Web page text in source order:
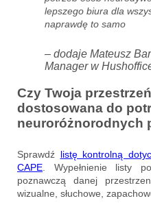
lepszego biura dla
naprawdę to samo
– dodaje Mateusz
Manager w
Czy Twoja
dostosowana do
neuroróżnorodnych
Sprawdź listę kontrolną
CAPE . Wypełnienie listy
poznawczą danej
wizualne, słuchowe,